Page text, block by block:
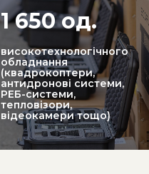
1 650 од.
високотехнологічного
обладнання
(квадрокоптери,
антидронові системи,
РЕБ-системи,
тепловізори,
відеокамери тощо)